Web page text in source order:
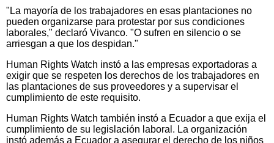
"La mayoría de los trabajadores en esas plantaciones no
pueden organizarse para protestar por sus condiciones
laborales," declaró Vivanco. "O sufren en silencio o se
arriesgan a que los despidan."
Human Rights Watch instó a las empresas exportadoras a
exigir que se respeten los derechos de los trabajadores en
las plantaciones de sus proveedores y a supervisar el
cumplimiento de este requisito.
Human Rights Watch también instó a Ecuador a que exija el
cumplimiento de su legislación laboral. La organización
instó además a Ecuador a asegurar el derecho de los niños